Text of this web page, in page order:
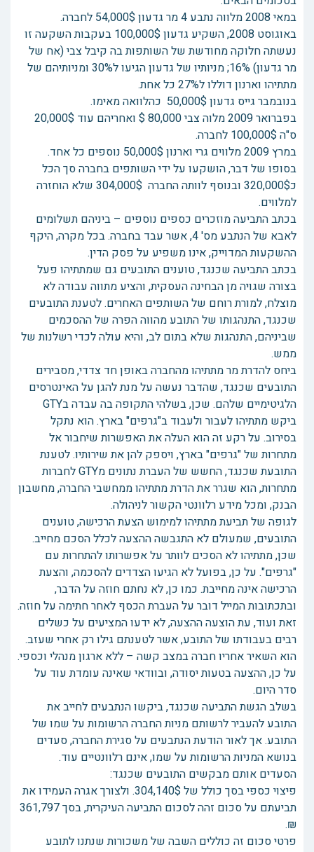
במאי 2008 מלווה נתבע 4 מר גדעון 54,000$ לחברה.
באוגוסט 2008, השקיע גדעון 100,000$ בעקבות השקעה זו
נעשתה חלוקה מחודשת של השותפות בה קיבל צבי (אח של
מר גדעון) 16%; מניותיו של גדעון הגיעו ל30% ומניותיהם של
מתתיהו וארנון דוללו ל27% כל אחת.
בנובמבר גייס גדעון 50,000$ כהלוואה מאימו.
בפברואר 2009 מלוה צבי 80,000 $ ואחריהם עוד 20,000$
ס"ה 100,000$ לחברה.
במרץ 2009 מלווים גרי וארנון 50,000$ נוספים כל אחד.
בסופו של דבר, הושקעו על ידי השותפים בחברה סך הכל
כ320,000$ ובנוסף לוותה החברה 304,000$ שלא הוחזרה
למלווים.
בכתב התביעה מוזכרים כספים נוספים – ביניהם תשלומים
לאבא של הנתבע מס' 4, אשר עבד בחברה. בכל מקרה, היקף
ההשקעות המדוייק, אינו משפיע על פסק הדין.
בכתב התביעה שכנגד, טוענים התובעים גם שמתתיהו פעל
בצורה שגויה מן הבחינה העסקית, והציע מתווה עבודה לא
מוצלח, למורת רוחם של השותפים האחרים. לטענת התובעים
שכנגד, התנהגותו של התובע מהווה הפרה של ההסכמים
שביניהם, התנהגות שלא בתום לב, והיא עולה לכדי רשלנות של
ממש.
ביחס להדרת מר מתתיהו מהחברה באופן חד צדדי, מסבירים
התובעים שכנגד, שהדבר נעשה על מנת להגן על האינטרסים
הלגיטימיים שלהם. שכן, בשלהי התקופה בה עבדה בGTY
ביקש מתתיהו לעבור ולעבוד ב"גרפים" בארץ. הוא נתקל
בסירוב. על רקע זה הוא העלה את האפשרות שיחבור אל
מתחרות של "גרפים" בארץ, ויספק להן את שירותיו. לטענת
התובעת שכנגד, החשש של העברת נתונים מGTY לחברות
מתחרות, הוא שגרר את הדרת מתתיהו ממחשבי החברה, מחשבון
הבנק, ומכל מידע רלוונטי הקשור לניהולה.
לגופה של תביעת מתתיהו למימוש הצעת הרכישה, טוענים
התובעים, שמעולם לא התגבשה ההצעה לכלל הסכם מחייב.
שכן, מתתיהו לא הסכים לוותר על אפשרותו להתחרות עם
"גרפים". על כן, בפועל לא הגיעו הצדדים להסכמה, והצעת
הרכישה אינה מחייבת. כמו כן, לא נחתם חוזה על הדבר,
ובתכתובות המייל דובר על העברת הכסף לאחר חתימה על חוזה.
זאת ועוד, עת הוצעה ההצעה, לא ידעו המציעים על כשלים
רבים בעבודתו של התובע, אשר לטענתם גילו רק אחרי שעזב.
הוא השאיר אחריו חברה במצב קשה – ללא ארגון מנהלי וכספי.
על כן, ההצעה בטעות יסודה, ובוודאי שאינה עומדת עוד על
סדר היום.
בשלב הגשת התביעה שכנגד, ביקשו הנתבעים לחייב את
התובע להעביר לרשותם מניות החברה הרשומות על שמו של
התובע. אך לאור הודעת הנתבעים על סגירת החברה, סעדים
בנושא המניות הרשומות על שמו, אינם רלוונטיים עוד.
הסעדים אותם מבקשים התובעים שכנגד:
פיצוי כספי בסך כולל של 304,140$. ולצורך אגרה העמידו את
תביעתם על סכום זהה לסכום התביעה העיקרית, בסך 361,797
₪.
פרטי סכום זה כוללים השבה של משכורות שנתנו לתובע